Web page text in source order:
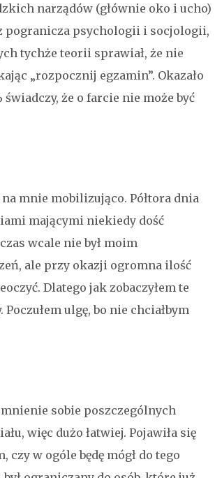
narządów (głównie oko i ucho)
pogranicza psychologii i socjologii,
tychże teorii sprawiał, że nie
„rozpocznij egzamin”. Okazało
że o farcie nie może być
mnie mobilizująco. Półtora dnia
mającymi niekiedy dość
wcale nie był moim
ale przy okazji ogromna ilość
Dlatego jak zobaczyłem te
ulgę, bo nie chciałbym
sobie poszczególnych
więc dużo łatwiej. Pojawiła się
w ogóle będę mógł do tego